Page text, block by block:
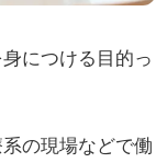
につける目的っ
の現場などで働